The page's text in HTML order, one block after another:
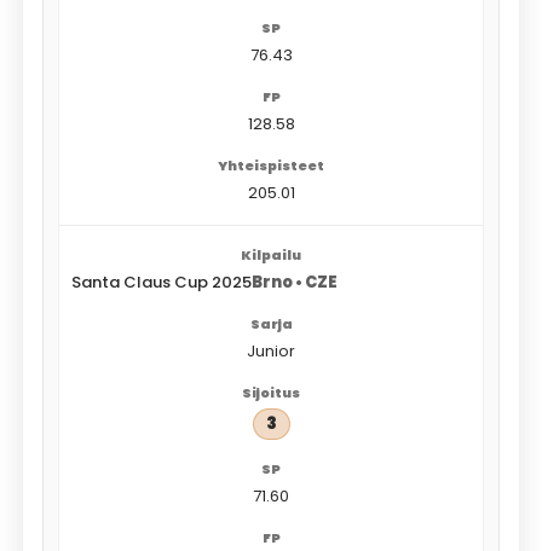
76.43
128.58
205.01
Santa Claus Cup 2025Brno • CZE
Junior
3
71.60